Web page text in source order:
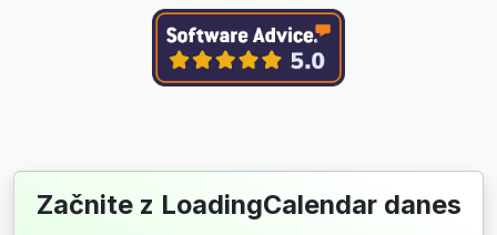
Začnite z LoadingCalendar danes